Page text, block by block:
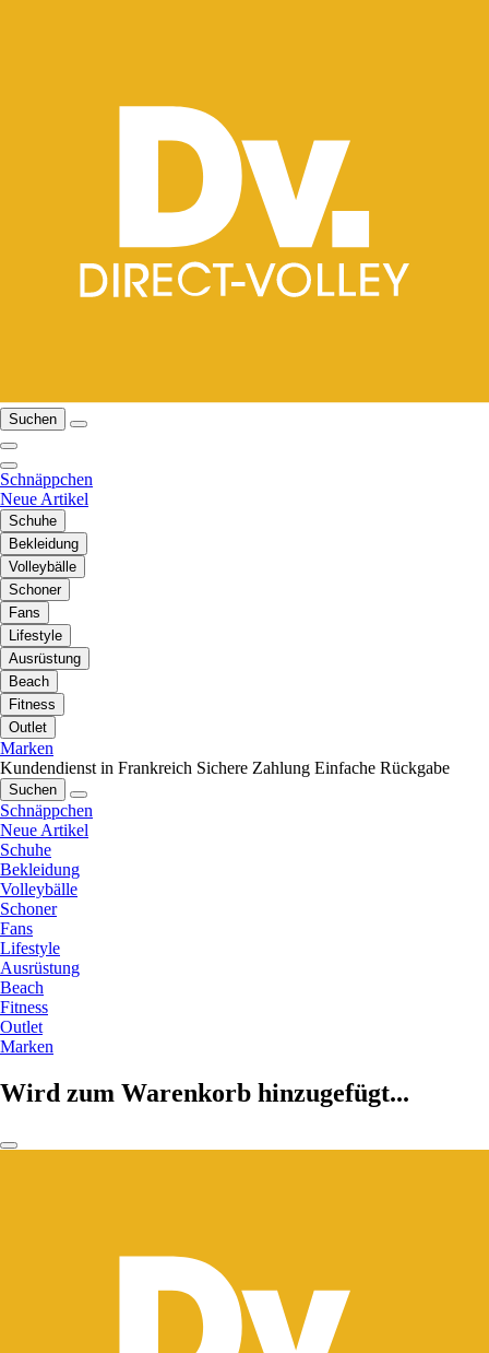
Suchen
Schnäppchen
Neue Artikel
Schuhe
Bekleidung
Volleybälle
Schoner
Fans
Lifestyle
Ausrüstung
Beach
Fitness
Outlet
Marken
Kundendienst in Frankreich Sichere Zahlung Einfache Rückgabe
Suchen
Schnäppchen
Neue Artikel
Schuhe
Bekleidung
Volleybälle
Schoner
Fans
Lifestyle
Ausrüstung
Beach
Fitness
Outlet
Marken
Wird zum Warenkorb hinzugefügt...